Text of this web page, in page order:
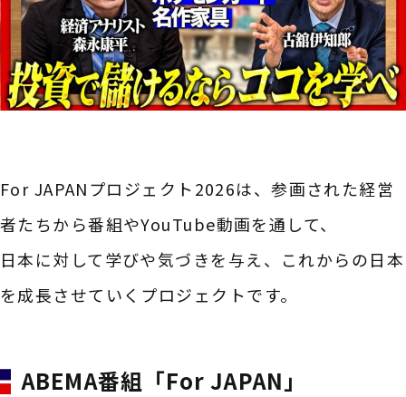
For JAPANプロジェクト2026は、参画された経営
者たちから番組やYouTube動画を通して、
日本に対して学びや気づきを与え、これからの日本
を成長させていくプロジェクトです。
ABEMA番組「For JAPAN」